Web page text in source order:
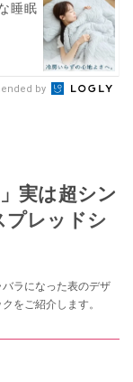
睡眠
by
実は超シン
プレッドシ
ラになった表のデザ
をご紹介します。